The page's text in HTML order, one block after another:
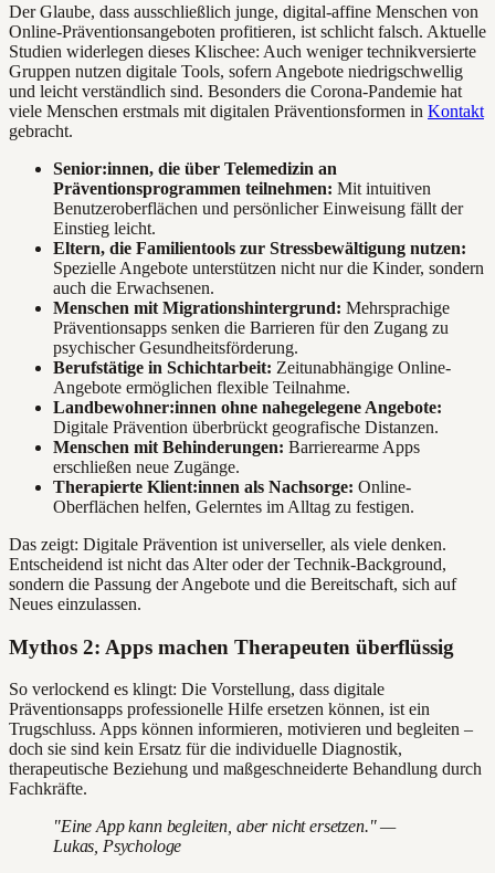
Der Glaube, dass ausschließlich junge, digital-affine Menschen von
Online-Präventionsangeboten profitieren, ist schlicht falsch. Aktuelle
Studien widerlegen dieses Klischee: Auch weniger technikversierte
Gruppen nutzen digitale Tools, sofern Angebote niedrigschwellig
und leicht verständlich sind. Besonders die Corona-Pandemie hat
viele Menschen erstmals mit digitalen Präventionsformen in Kontakt
gebracht.
Senior:innen, die über Telemedizin an
Präventionsprogrammen teilnehmen: Mit intuitiven
Benutzeroberflächen und persönlicher Einweisung fällt der
Einstieg leicht.
Eltern, die Familientools zur Stressbewältigung nutzen:
Spezielle Angebote unterstützen nicht nur die Kinder, sondern
auch die Erwachsenen.
Menschen mit Migrationshintergrund: Mehrsprachige
Präventionsapps senken die Barrieren für den Zugang zu
psychischer Gesundheitsförderung.
Berufstätige in Schichtarbeit: Zeitunabhängige Online-
Angebote ermöglichen flexible Teilnahme.
Landbewohner:innen ohne nahegelegene Angebote:
Digitale Prävention überbrückt geografische Distanzen.
Menschen mit Behinderungen: Barrierearme Apps
erschließen neue Zugänge.
Therapierte Klient:innen als Nachsorge: Online-
Oberflächen helfen, Gelerntes im Alltag zu festigen.
Das zeigt: Digitale Prävention ist universeller, als viele denken.
Entscheidend ist nicht das Alter oder der Technik-Background,
sondern die Passung der Angebote und die Bereitschaft, sich auf
Neues einzulassen.
Mythos 2: Apps machen Therapeuten überflüssig
So verlockend es klingt: Die Vorstellung, dass digitale
Präventionsapps professionelle Hilfe ersetzen können, ist ein
Trugschluss. Apps können informieren, motivieren und begleiten –
doch sie sind kein Ersatz für die individuelle Diagnostik,
therapeutische Beziehung und maßgeschneiderte Behandlung durch
Fachkräfte.
"Eine App kann begleiten, aber nicht ersetzen." —
Lukas, Psychologe